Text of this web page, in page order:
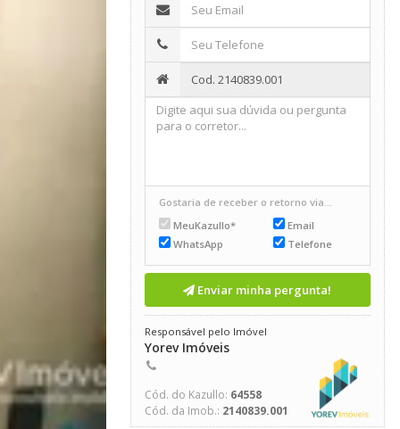
Gostaria de receber o retorno via...
MeuKazullo*
Email
WhatsApp
Telefone
Enviar minha pergunta!
Responsável pelo Imóvel
Yorev Imóveis
Cód. do Kazullo: 64558
Cód. da Imob.: 2140839.001